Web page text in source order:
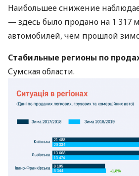
Наибольшее снижение
— здесь было продано на 1 317
автомобилей, чем прошлой
Стабильные регионы по
Сумская области.